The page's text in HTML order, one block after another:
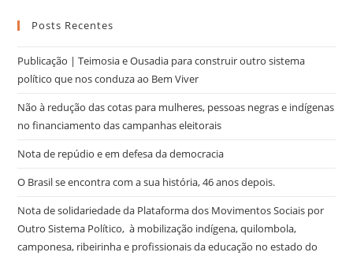
Posts Recentes
Publicação | Teimosia e Ousadia para construir outro sistema
político que nos conduza ao Bem Viver
Não à redução das cotas para mulheres, pessoas negras e indígenas
no financiamento das campanhas eleitorais
Nota de repúdio e em defesa da democracia
O Brasil se encontra com a sua história, 46 anos depois.
Nota de solidariedade da Plataforma dos Movimentos Sociais por
Outro Sistema Político, à mobilização indígena, quilombola,
camponesa, ribeirinha e profissionais da educação no estado do